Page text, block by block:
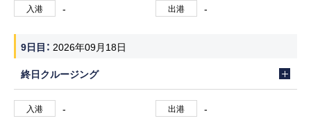
入港 - 出港 -
9日目
2026年09月18日
終日クルージング
入港 - 出港 -